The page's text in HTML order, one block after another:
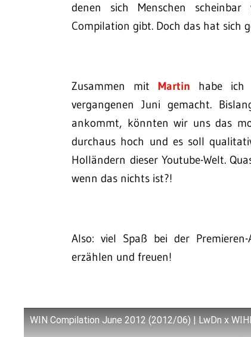
denen sich Menschen
Compilation gibt. Doch das hat sich
Zusammen mit Martin habe ich
vergangenen Juni gemacht.
ankommt, könnten wir uns das
durchaus hoch und es soll
Holländern dieser Youtube-Welt.
wenn das nichts ist?!
Also: viel Spaß bei der Premieren-
erzählen und freuen!
WIN Compilation June 2012 (2012/06) | LwDn x